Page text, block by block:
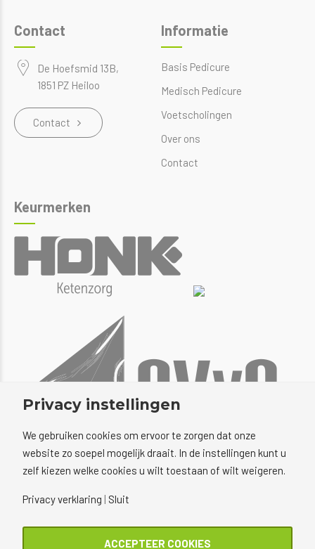
Contact
De Hoefsmid 13B,
1851 PZ Heiloo
Contact
Informatie
Basis Pedicure
Medisch Pedicure
Voetscholingen
Over ons
Contact
Keurmerken
Copyright © 2022 Voetenacademie
Privacy instellingen
We gebruiken cookies om ervoor te zorgen dat onze
website zo soepel mogelijk draait. In de instellingen kunt u
zelf kiezen welke cookies u wilt toestaan of wilt weigeren.
Privacy verklaring Sluit
ACCEPTEER COOKIES